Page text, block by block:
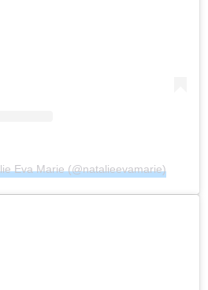
Eva Marie (@natalieevamarie)